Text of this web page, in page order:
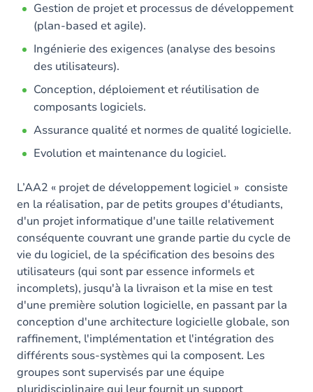
Gestion de projet et processus de développement
(plan-based et agile).
Ingénierie des exigences (analyse des besoins
des utilisateurs).
Conception, déploiement et réutilisation de
composants logiciels.
Assurance qualité et normes de qualité logicielle.
Evolution et maintenance du logiciel.
L’AA2 « projet de développement logiciel » consiste
en la réalisation, par de petits groupes d'étudiants,
d'un projet informatique d'une taille relativement
conséquente couvrant une grande partie du cycle de
vie du logiciel, de la spécification des besoins des
utilisateurs (qui sont par essence informels et
incomplets), jusqu'à la livraison et la mise en test
d'une première solution logicielle, en passant par la
conception d'une architecture logicielle globale, son
raffinement, l'implémentation et l'intégration des
différents sous-systèmes qui la composent. Les
groupes sont supervisés par une équipe